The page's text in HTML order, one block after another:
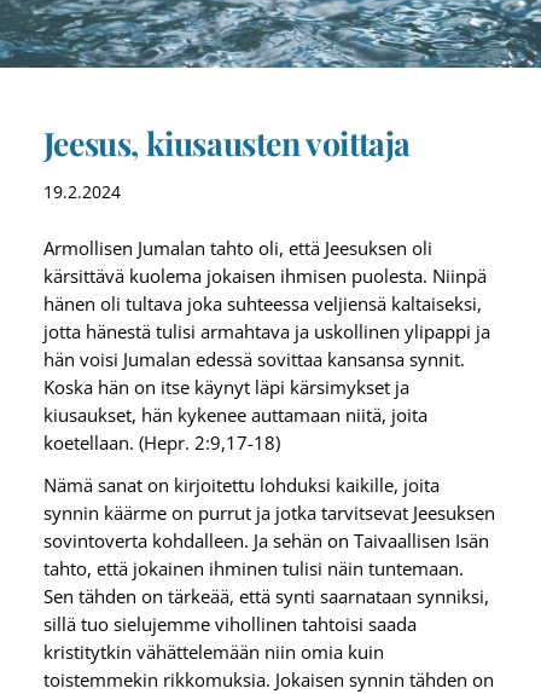
Jeesus, kiusausten voittaja
19.2.2024
Armollisen Jumalan tahto oli, että Jeesuksen oli
kärsittävä kuolema jokaisen ihmisen puolesta. Niinpä
hänen oli tultava joka suhteessa veljiensä kaltaiseksi,
jotta hänestä tulisi armahtava ja uskollinen ylipappi ja
hän voisi Jumalan edessä sovittaa kansansa synnit.
Koska hän on itse käynyt läpi kärsimykset ja
kiusaukset, hän kykenee auttamaan niitä, joita
koetellaan. (Hepr. 2:9,17-18)
Nämä sanat on kirjoitettu lohduksi kaikille, joita
synnin käärme on purrut ja jotka tarvitsevat Jeesuksen
sovintoverta kohdalleen. Ja sehän on Taivaallisen Isän
tahto, että jokainen ihminen tulisi näin tuntemaan.
Sen tähden on tärkeää, että synti saarnataan synniksi,
sillä tuo sielujemme vihollinen tahtoisi saada
kristitytkin vähättelemään niin omia kuin
toistemmekin rikkomuksia. Jokaisen synnin tähden on